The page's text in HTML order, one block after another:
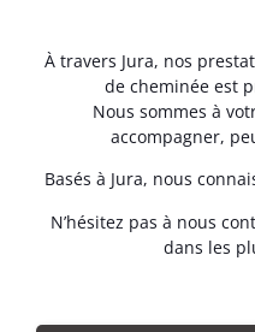
À travers Jura, nos
de cheminée est
Nous sommes à
accompagner,
Basés à Jura, nous
N’hésitez pas à nous
dans les